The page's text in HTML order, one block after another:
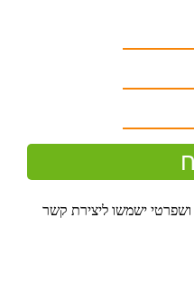
ושפרטי ישמשו ליצירת קשר